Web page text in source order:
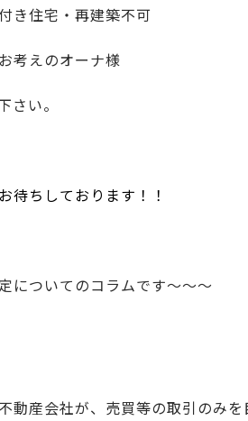
き住宅・再建築不可
考えのオーナ様
さい。
待ちしております！！
についてのコラムです～～～
動産会社が、売買等の取引のみ